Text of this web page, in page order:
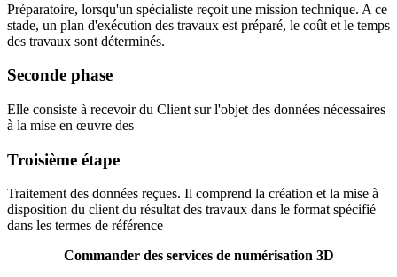
Préparatoire, lorsqu'un spécialiste reçoit une mission technique. A ce
stade, un plan d'exécution des travaux est préparé, le coût et le temps
des travaux sont déterminés.
Seconde phase
Elle consiste à recevoir du Client sur l'objet des données nécessaires
à la mise en œuvre des
Troisième étape
Traitement des données reçues. Il comprend la création et la mise à
disposition du client du résultat des travaux dans le format spécifié
dans les termes de référence
Commander des services de numérisation 3D